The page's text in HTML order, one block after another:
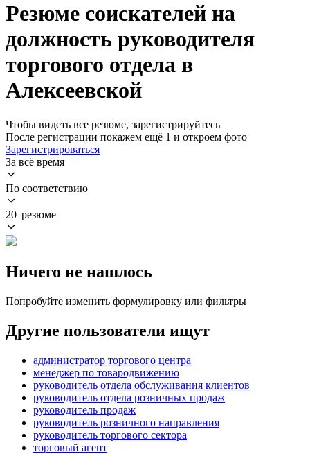
Резюме соискателей на
должность руководителя
торгового отдела в
Алексеевской
Чтобы видеть все резюме, зарегистрируйтесь
После регистрации покажем ещё 1 и откроем фото
Зарегистрироваться
За всё время
По соответствию
20 резюме
Ничего не нашлось
Попробуйте изменить формулировку или фильтры
Другие пользователи ищут
администратор торгового центра
менеджер по товародвижению
руководитель отдела обслуживания клиентов
руководитель отдела розничных продаж
руководитель продаж
руководитель розничного направления
руководитель торгового сектора
торговый агент